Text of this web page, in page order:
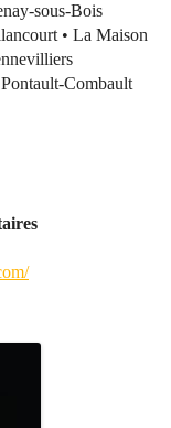
sous-Bois
• La Maison
Combault